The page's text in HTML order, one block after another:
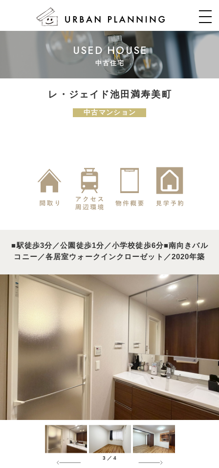
USED HOUSE
中古住宅
レ・ジェイド池田満寿美町
中古マンション
■駅徒歩3分／公園徒歩1分／小学校徒歩6分■南向きバル
コニー／各居室ウォークインクローゼット／2020年築
4 ／ 4